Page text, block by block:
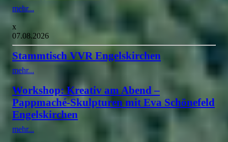
mehr...
x
07.08.2026
Stammtisch VVR Engelskirchen
mehr...
Workshop: Kreativ am Abend –
Pappmaché-Skulpturen mit Eva Schönefeld
Engelskirchen
mehr...